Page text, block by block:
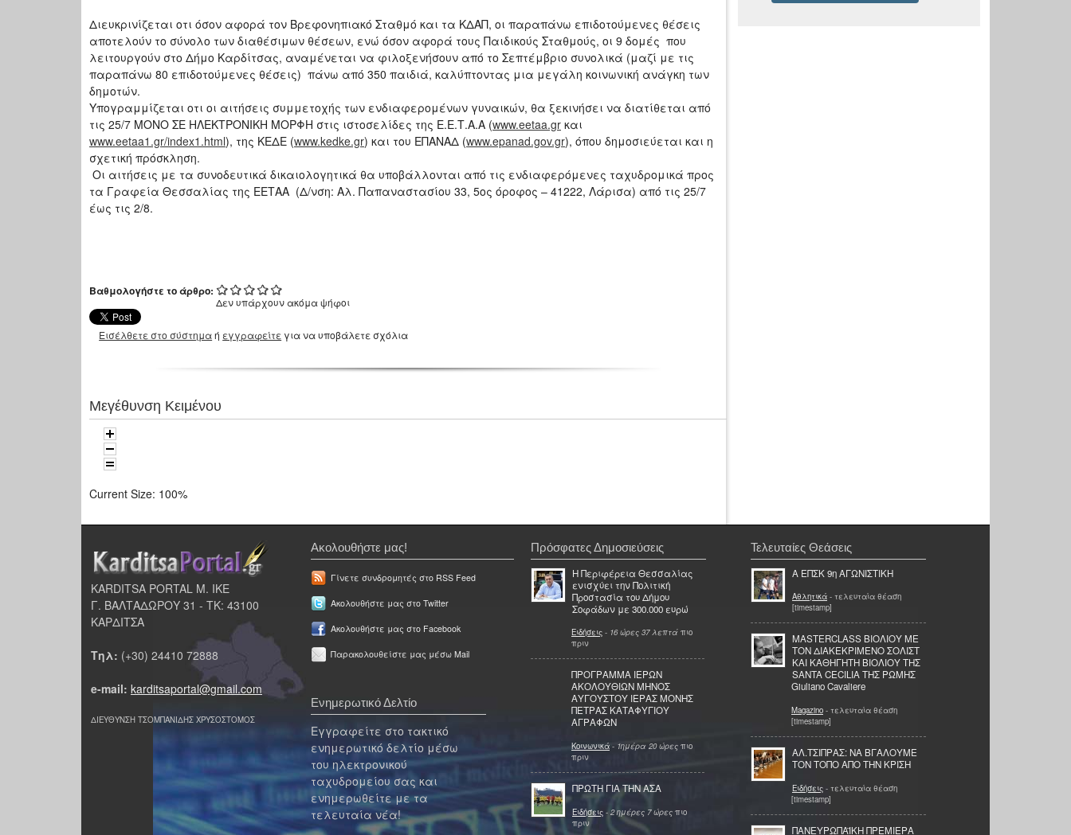
Διευκρινίζεται οτι όσον αφορά τον Βρεφονηπιακό Σταθμό και τα ΚΔΑΠ, οι παραπάνω επιδοτούμενες θέσεις
αποτελούν το σύνολο των διαθέσιμων θέσεων, ενώ όσον αφορά τους Παιδικούς Σταθμούς, οι 9 δομές που
λειτουργούν στο Δήμο Καρδίτσας, αναμένεται να φιλοξενήσουν από το Σεπτέμβριο συνολικά (μαζί με τις
παραπάνω 80 επιδοτούμενες θέσεις) πάνω από 350 παιδιά, καλύπτοντας μια μεγάλη κοινωνική ανάγκη των
δημοτών.
Υπογραμμίζεται οτι οι αιτήσεις συμμετοχής των ενδιαφερομένων γυναικών, θα ξεκινήσει να διατίθεται από
τις 25/7 ΜΟΝΟ ΣΕ ΗΛΕΚΤΡΟΝΙΚΗ ΜΟΡΦΗ στις ιστοσελίδες της Ε.Ε.Τ.Α.Α (www.eetaa.gr και
www.eetaa1.gr/index1.html), της ΚΕΔΕ (www.kedke.gr) και του ΕΠΑΝΑΔ (www.epanad.gov.gr), όπου δημοσιεύεται και η
σχετική πρόσκληση.
Οι αιτήσεις με τα συνοδευτικά δικαιολογητικά θα υποβάλλονται από τις ενδιαφερόμενες ταχυδρομικά προς
τα Γραφεία Θεσσαλίας της ΕΕΤΑΑ (Δ/νση: Αλ. Παπαναστασίου 33, 5ος όροφος – 41222, Λάρισα) από τις 25/7
έως τις 2/8.
Βαθμολογήστε το άρθρο:
Δεν υπάρχουν ακόμα ψήφοι
Εισέλθετε στο σύστημαή εγγραφείτε για να υποβάλετε σχόλια
Μεγέθυνση Κειμένου
Current Size: 100%
KARDITSA PORTAL Μ. ΙΚΕ
Γ. ΒΑΛΤΑΔΩΡΟΥ 31 - ΤΚ: 43100
ΚΑΡΔΙΤΣΑ
Τηλ: (+30) 24410 72888
e-mail: karditsaportal@gmail.com
ΔΙΕΥΘΥΝΣΗ ΤΣΟΜΠΑΝΙΔΗΣ ΧΡΥΣΟΣΤΟΜΟΣ
Ακολουθήστε μας!
Γίνετε συνδρομητές στο RSS Feed
Ακολουθήστε μας στο Twitter
Ακολουθήστε μας στο Facebook
Παρακολουθείστε μας μέσω Mail
Ενημερωτικό Δελτίο
Εγγραφείτε στο τακτικό
ενημερωτικό δελτίο μέσω
του ηλεκτρονικού
ταχυδρομείου σας και
ενημερωθείτε με τα
τελευταία νέα!
Πρόσφατες Δημοσιεύσεις
Η Περιφέρεια Θεσσαλίας
ενισχύει την Πολιτική
Προστασία του Δήμου
Σοφάδων με 300.000 ευρώ
Ειδήσεις - 16 ώρες 37 λεπτά πιο
πριν
ΠΡΟΓΡΑΜΜΑ ΙΕΡΩΝ
ΑΚΟΛΟΥΘΙΩΝ ΜΗΝΟΣ
ΑΥΓΟΥΣΤΟΥ ΙΕΡΑΣ ΜΟΝΗΣ
ΠΕΤΡΑΣ ΚΑΤΑΦΥΓΙΟΥ
ΑΓΡΑΦΩΝ
Κοινωνικά - 1ημέρα 20 ώρες πιο
πριν
ΠΡΩΤΗ ΓΙΑ ΤΗΝ ΑΣΑ
Ειδήσεις - 2 ημέρες 7 ώρες πιο
πριν
Τελευταίες Θεάσεις
Α ΕΠΣΚ 9η ΑΓΩΝΙΣΤΙΚΗ
Αθλητικά - τελευταία θέαση
[timestamp]
MASTERCLASS ΒΙΟΛΙΟΥ ΜΕ
ΤΟΝ ΔΙΑΚΕΚΡΙΜΕΝΟ ΣΟΛΙΣΤ
ΚΑΙ ΚΑΘΗΓΗΤΗ ΒΙΟΛΙΟΥ ΤΗΣ
SANTA CECILIA ΤΗΣ ΡΩΜΗΣ
Giuliano Cavaliere
Magazino - τελευταία θέαση
[timestamp]
ΑΛ.ΤΣΙΠΡΑΣ: ΝΑ ΒΓΑΛΟΥΜΕ
ΤΟΝ ΤΟΠΟ ΑΠΟ ΤΗΝ ΚΡΙΣΗ
Ειδήσεις - τελευταία θέαση
[timestamp]
ΠΑΝΕΥΡΩΠΑΪΚΗ ΠΡΕΜΙΕΡΑ